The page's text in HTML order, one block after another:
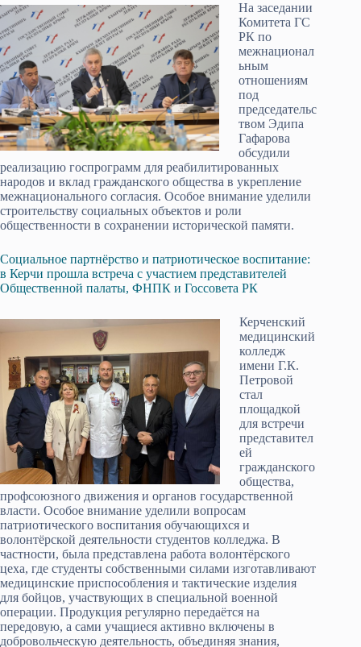
На заседании
Комитета ГС
РК по
межнационал
ьным
отношениям
под
председательс
твом Эдипа
Гафарова
обсудили
реализацию госпрограмм для реабилитированных
народов и вклад гражданского общества в укрепление
межнационального согласия. Особое внимание уделили
строительству социальных объектов и роли
общественности в сохранении исторической памяти.
Социальное партнёрство и патриотическое воспитание:
в Керчи прошла встреча с участием представителей
Общественной палаты, ФНПК и Госсовета РК
Керченский
медицинский
колледж
имени Г.К.
Петровой
стал
площадкой
для встречи
представител
ей
гражданского
общества,
профсоюзного движения и органов государственной
власти. Особое внимание уделили вопросам
патриотического воспитания обучающихся и
волонтёрской деятельности студентов колледжа. В
частности, была представлена работа волонтёрского
цеха, где студенты собственными силами изготавливают
медицинские приспособления и тактические изделия
для бойцов, участвующих в специальной военной
операции. Продукция регулярно передаётся на
передовую, а сами учащиеся активно включены в
добровольческую деятельность, объединяя знания,